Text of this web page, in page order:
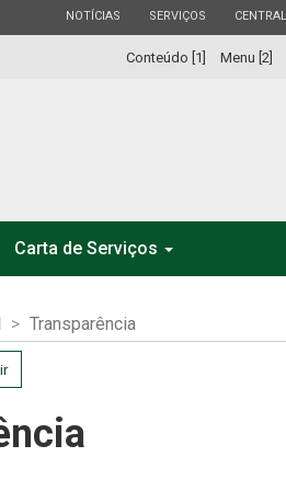
ESTADO
NOTÍCIAS ESTADO
SERVIÇOS ESTADO
Conteúdo [1] Menu [2]
Carta de Serviços
Transparência